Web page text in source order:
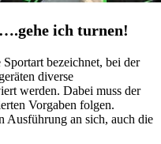
ich turnen!
bezeichnet, bei der
diverse
werden. Dabei muss der
Vorgaben folgen.
Ausführung an sich, auch die